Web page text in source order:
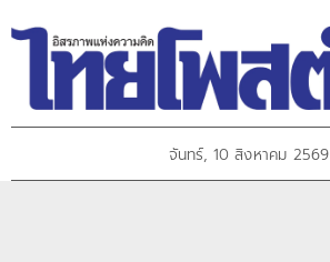
จันทร์, 10 สิงหาคม 2569